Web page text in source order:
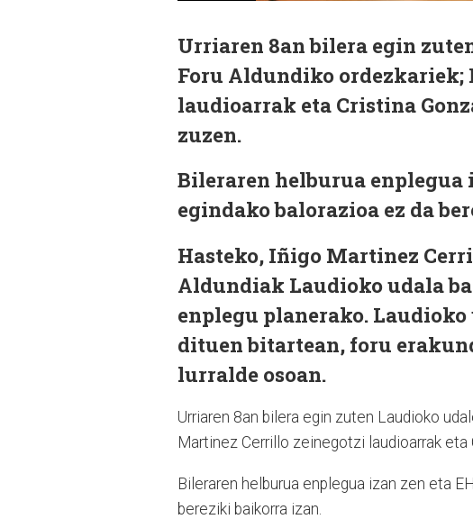
Urriaren 8an bilera egin
Foru Aldundiko
laudioarrak eta Cristina
zuzen.
Bileraren helburua enplegua
egindako balorazioa ez da
Hasteko, Iñigo Martinez
Aldundiak Laudioko udala
enplegu planerako.
dituen bitartean, foru
lurralde osoan.
Urriaren 8an bilera egin zuten Laudioko
Martinez Cerrillo zeinegotzi laudioarrak eta
Bileraren helburua enplegua izan zen eta
bereziki baikorra izan.